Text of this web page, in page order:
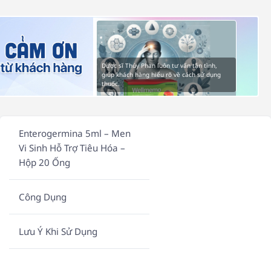
Dược sĩ Thúy Phan luôn tư vấn tận tình,
giúp khách hàng hiểu rõ về cách sử dụng
thuốc.
Enterogermina 5ml – Men
Vi Sinh Hỗ Trợ Tiêu Hóa –
Hộp 20 Ống
Công Dụng
Lưu Ý Khi Sử Dụng